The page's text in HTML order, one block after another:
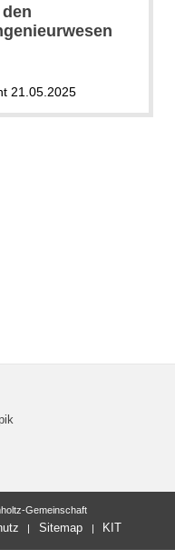
21.05.2025
Gemeinschaft
Sitemap KIT